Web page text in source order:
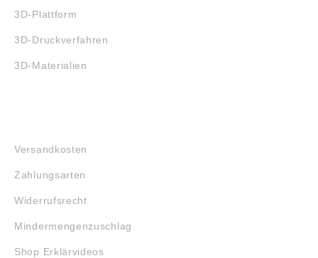
3D-Plattform
3D-Druckverfahren
3D-Materialien
Versandkosten
Zahlungsarten
Widerrufsrecht
Mindermengenzuschlag
Shop Erklärvideos